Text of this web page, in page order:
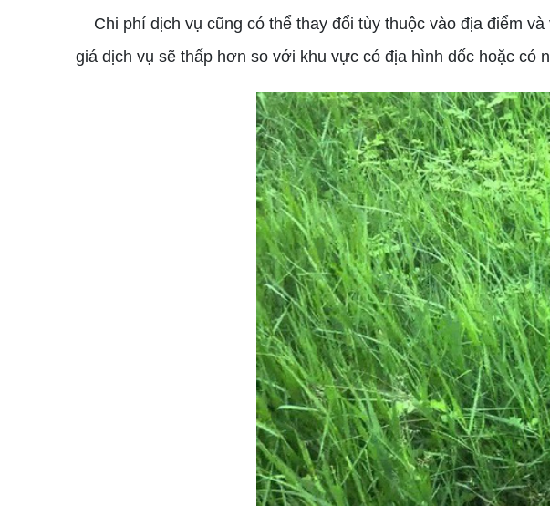
Chi phí dịch vụ cũng có thể thay đổi tùy thuộc vào địa điểm
giá dịch vụ sẽ thấp hơn so với khu vực có địa hình dốc hoặc có